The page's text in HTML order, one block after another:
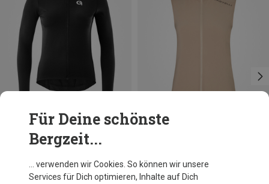
Du sparst 21%
Für Deine schönste
Bergzeit...
… verwenden wir Cookies. So können wir unsere
Services für Dich optimieren, Inhalte auf Dich